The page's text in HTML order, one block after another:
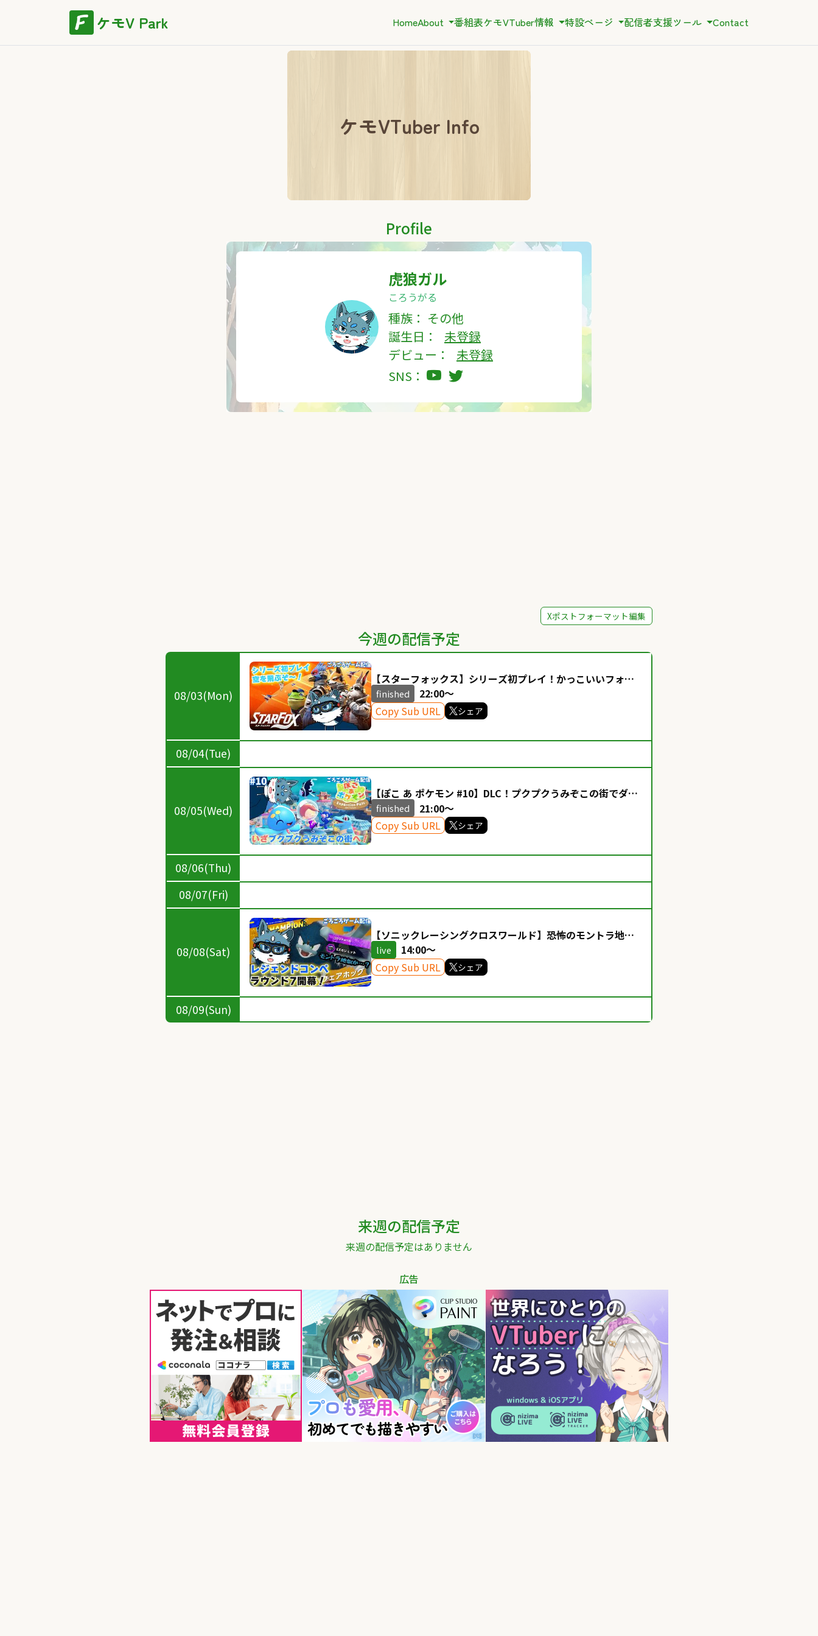
ケモV Park HomeAbout 番組表ケモVTuber情報 特設ページ 配信者支援ツール Contact
ケモVTuber Info
Profile
虎狼ガル
ころうがる
種族： その他
誕生日：
未登録
デビュー：
未登録
SNS：
Xポストフォーマット編集
今週の配信予定
08/03(Mon)
【スターフォックス】シリーズ初プレイ！かっこいいフォッ
クス達と空を飛ぶぞ～！【獣Vtuber】
finished
22:00～
Copy Sub URL
シェア
08/04(Tue)
08/05(Wed)
【ぽこ あ ポケモン #10】DLC！プクプクうみぞこの街でダイ
ビングだ～！【獣Vtuber】
finished
21:00～
Copy Sub URL
シェア
08/06(Thu)
08/07(Fri)
08/08(Sat)
【ソニックレーシングクロスワールド】恐怖のモントラ地
獄！？レジェンドコンペラウンド7開幕！【獣Vtuber】
live
14:00～
Copy Sub URL
シェア
08/09(Sun)
来週の配信予定
来週の配信予定はありません
広告